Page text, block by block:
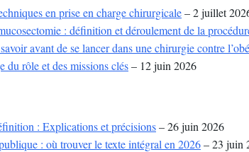
en prise en charge chirurgicale– 2 juillet
: définition et déroulement de la
avant de se lancer dans une chirurgie contre
du rôle et des missions clés– 12 juin 2026
: Explications et précisions– 26 juin 2026
: où trouver le texte intégral en 2026– 23 juin